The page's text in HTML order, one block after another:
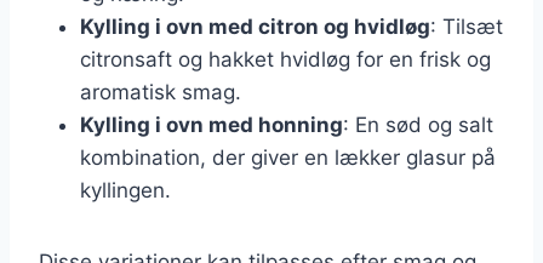
Kylling i ovn med citron og hvidløg: Tilsæt
citronsaft og hakket hvidløg for en frisk og
aromatisk smag.
Kylling i ovn med honning: En sød og salt
kombination, der giver en lækker glasur på
kyllingen.